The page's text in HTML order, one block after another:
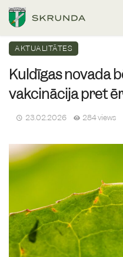
AKTUALITĀTES
Kuldīgas novada
vakcinācija pret
23.02.2026 284 views